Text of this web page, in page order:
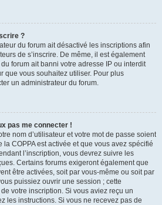
?
du forum ait désactivé les inscriptions afin
de s’inscrire. De même, il est également
forum ait banni votre adresse IP ou interdit
que vous souhaitez utiliser. Pour plus
un administrateur du forum.
pas me connecter !
nom d’utilisateur et votre mot de passe soient
COPPA est activée et que vous avez spécifié
l’inscription, vous devrez suivre les
Certains forums exigeront également que
être activées, soit par vous-même ou soit par
puissiez ouvrir une session ; cette
votre inscription. Si vous aviez reçu un
les instructions. Si vous ne recevez pas de